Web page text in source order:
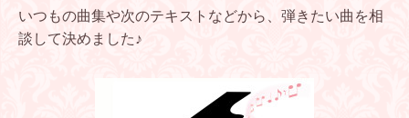
いつもの曲集や次のテキストなどから、弾きたい曲を相
談して決めました♪